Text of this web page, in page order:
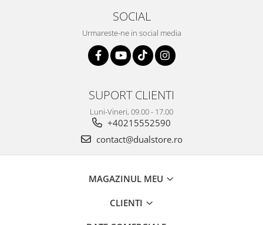
SOCIAL
Urmareste-ne in social media
SUPORT CLIENTI
Luni-Vineri, 09.00 - 17.00
+40215552590
contact@dualstore.ro
MAGAZINUL MEU
CLIENTI